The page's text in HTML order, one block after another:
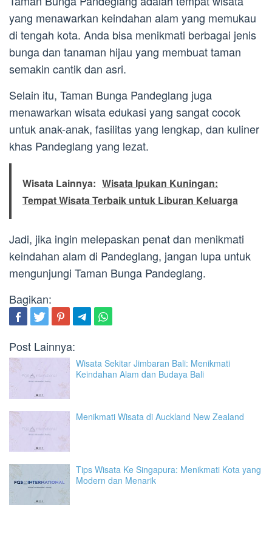
yang menawarkan keindahan alam yang memukau
di tengah kota. Anda bisa menikmati berbagai jenis
bunga dan tanaman hijau yang membuat taman
semakin cantik dan asri.
Selain itu, Taman Bunga Pandeglang juga
menawarkan wisata edukasi yang sangat cocok
untuk anak-anak, fasilitas yang lengkap, dan kuliner
khas Pandeglang yang lezat.
Wisata Lainnya: Wisata Ipukan Kuningan:
Tempat Wisata Terbaik untuk Liburan Keluarga
Jadi, jika ingin melepaskan penat dan menikmati
keindahan alam di Pandeglang, jangan lupa untuk
mengunjungi Taman Bunga Pandeglang.
Bagikan:
Post Lainnya:
Wisata Sekitar Jimbaran Bali: Menikmati
Keindahan Alam dan Budaya Bali
Menikmati Wisata di Auckland New Zealand
Tips Wisata Ke Singapura: Menikmati Kota yang
Modern dan Menarik